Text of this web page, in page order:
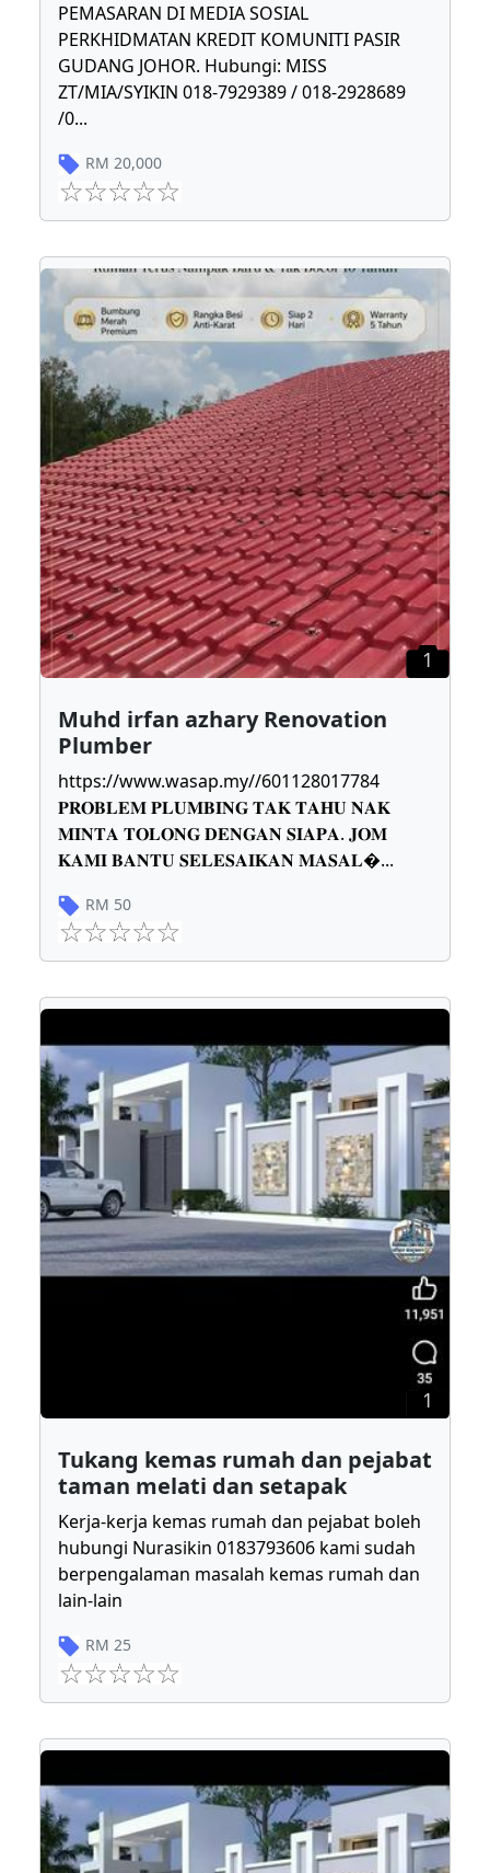
PEMASARAN DI MEDIA SOSIAL
PERKHIDMATAN KREDIT KOMUNITI PASIR
GUDANG JOHOR. Hubungi: MISS
ZT/MIA/SYIKIN 018-7929389 / 018-2928689
/0...
RM 20,000
1
Muhd irfan azhary Renovation
Plumber
https://www.wasap.my//601128017784
𝐏𝐑𝐎𝐁𝐋𝐄𝐌 𝐏𝐋𝐔𝐌𝐁𝐈𝐍𝐆 𝐓𝐀𝐊 𝐓𝐀𝐇𝐔 𝐍𝐀𝐊
𝐌𝐈𝐍𝐓𝐀 𝐓𝐎𝐋𝐎𝐍𝐆 𝐃𝐄𝐍𝐆𝐀𝐍 𝐒𝐈𝐀𝐏𝐀. 𝐉𝐎𝐌
𝐊𝐀𝐌𝐈 𝐁𝐀𝐍𝐓𝐔 𝐒𝐄𝐋𝐄𝐒𝐀𝐈𝐊𝐀𝐍 𝐌𝐀𝐒𝐀𝐋...
RM 50
1
Tukang kemas rumah dan pejabat
taman melati dan setapak
Kerja-kerja kemas rumah dan pejabat boleh
hubungi Nurasikin 0183793606 kami sudah
berpengalaman masalah kemas rumah dan
lain-lain
RM 25